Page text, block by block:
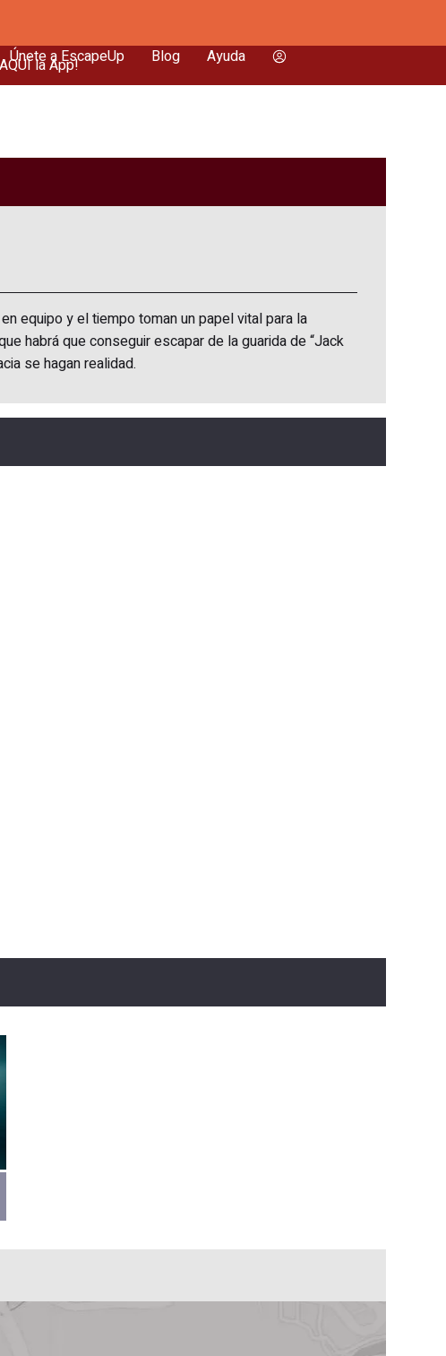
Únete a EscapeUp Blog Ayuda
la App!
equipo y el tiempo toman un papel vital para la
habrá que conseguir escapar de la guarida de “Jack
se hagan realidad.